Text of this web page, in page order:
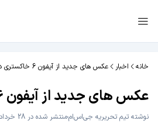
خانه اخبار عکس های جدید از آیفون 6 خاکستری در کنار آیفون 5s و اچ تی سی ام 8
عکس های جدید از آیفون 6 خاکستری در کنار آیفون 5s و اچ تی سی ام 8
نوشته تیم تحریریه جی‌اس‌اممنتشر شده در 28 خرداد 1393